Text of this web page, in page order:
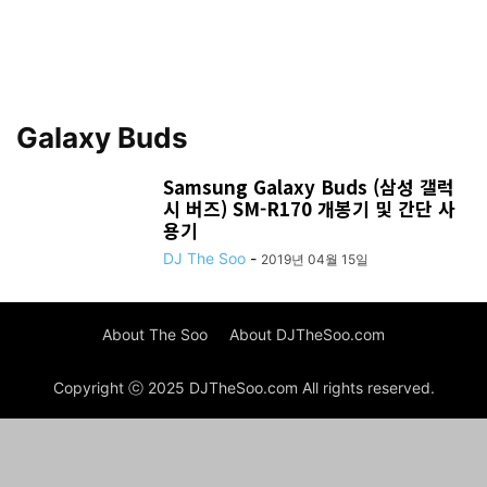
Galaxy Buds
Samsung Galaxy Buds (삼성 갤럭
시 버즈) SM-R170 개봉기 및 간단 사
용기
DJ The Soo - 2019년 04월 15일
About The Soo About DJTheSoo.com
Copyright ⓒ 2025 DJTheSoo.com All rights reserved.